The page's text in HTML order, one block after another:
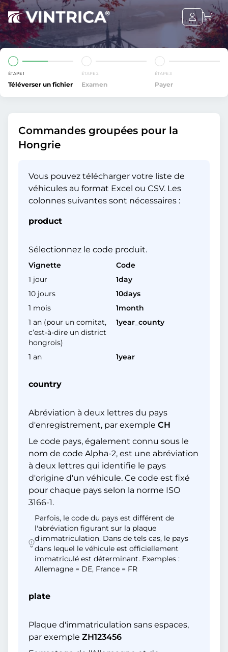
ÉTAPE 1
Téléverser un fichier
ÉTAPE 2
Examen
ÉTAPE 3
Payer
Commandes groupées pour la
Hongrie
Vous pouvez télécharger votre liste de
véhicules au format Excel ou CSV. Les
colonnes suivantes sont nécessaires :
product
Sélectionnez le code produit.
Vignette
Code
1 jour
1day
10 jours
10days
1 mois
1month
1 an (pour un comitat,
c’est-à-dire un district
hongrois)
1year_county
1 an 1year
country
Abréviation à deux lettres du pays
d'enregistrement, par exemple CH
Le code pays, également connu sous le
nom de code Alpha-2, est une abréviation
à deux lettres qui identifie le pays
d'origine d'un véhicule. Ce code est fixé
pour chaque pays selon la norme ISO
3166-1.
Parfois, le code du pays est différent de
l'abréviation figurant sur la plaque
d'immatriculation. Dans de tels cas, le pays
dans lequel le véhicule est officiellement
immatriculé est déterminant. Exemples :
Allemagne = DE, France = FR
plate
Plaque d'immatriculation sans espaces,
par exemple ZH123456